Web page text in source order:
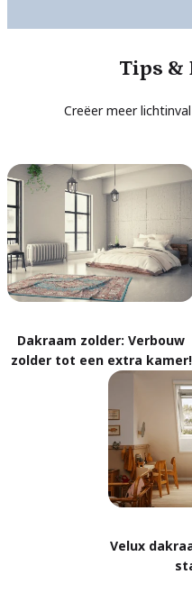
Tips &
Creëer meer
Dakraam zolder: Verbouw
zolder tot een extra kamer!
Velux